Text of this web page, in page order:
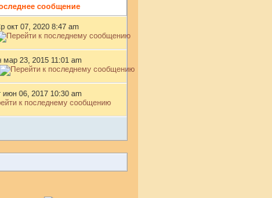
сообщение
окт 07, 2020 8:47 am
мар 23, 2015 11:01 am
июн 06, 2017 10:30 am